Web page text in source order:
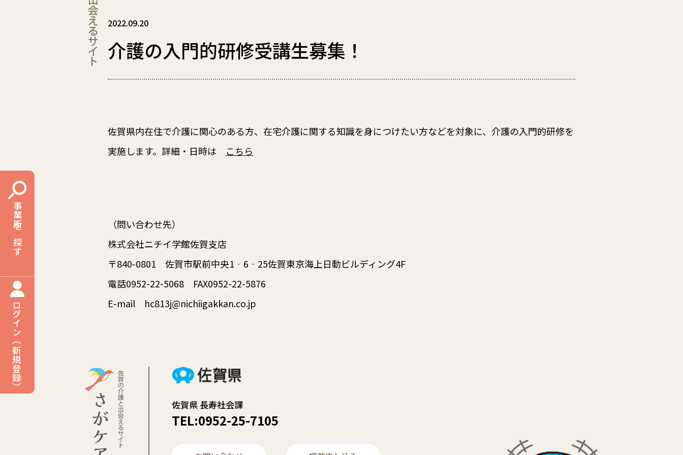
事業所を探す
ログイン（新規登録）
2022.09.20
介護の入門的研修受講生募集！
佐賀県内在住で介護に関心のある方、在宅介護に関する知識を身につけたい方などを対象に、介護の入門的研修を
実施します。詳細・日時は
こちら
（問い合わせ先）
株式会社ニチイ学館佐賀支店
〒840-0801 佐賀市駅前中央1‐6‐25佐賀東京海上日動ビルディング4F
電話0952-22-5068 FAX0952-22-5876
E-mail hc813j@nichiigakkan.co.jp
佐賀県 長寿社会課
TEL:0952-25-7105